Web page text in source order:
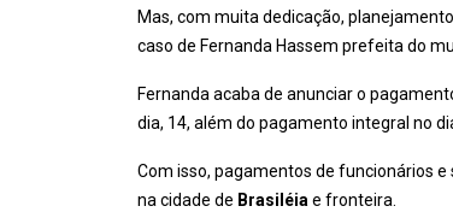
Mas, com muita dedicação,
caso de Fernanda Hassem prefeita do
Fernanda acaba de anunciar o
dia, 14, além do pagamento integral no
Com isso, pagamentos de funcionários
na cidade de Brasiléia e fronteira.